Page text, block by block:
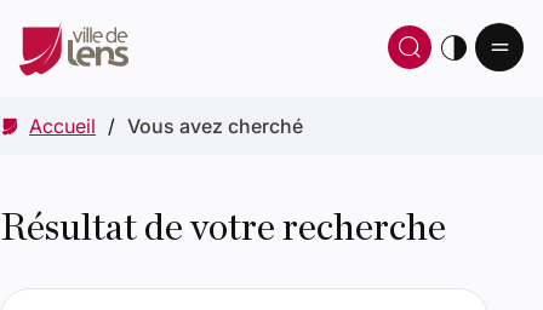
Ouvrir
Accueil Vous avez cherché
Résultat de votre recherche